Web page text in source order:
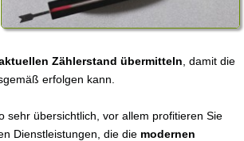
Zählerstand übermitteln , damit die
erfolgen kann.
sehr übersichtlich, vor allem profitieren Sie
Dienstleistungen, die die modernen